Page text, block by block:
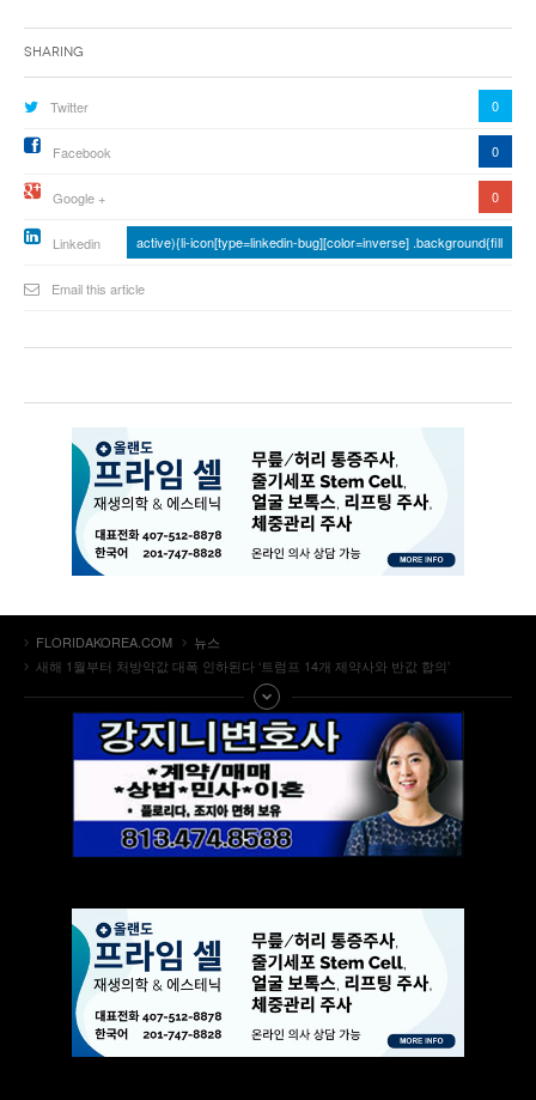
Sharing
Twitter 0
Facebook 0
Google + 0
Linkedin active){li-icon[type=linkedin-bug][color=inverse] .background{fill
Email this article
FLORIDAKOREA.COM
뉴스
새해 1월부터 처방약값 대폭 인하된다 ‘트럼프 14개 제약사와 반값 합의’